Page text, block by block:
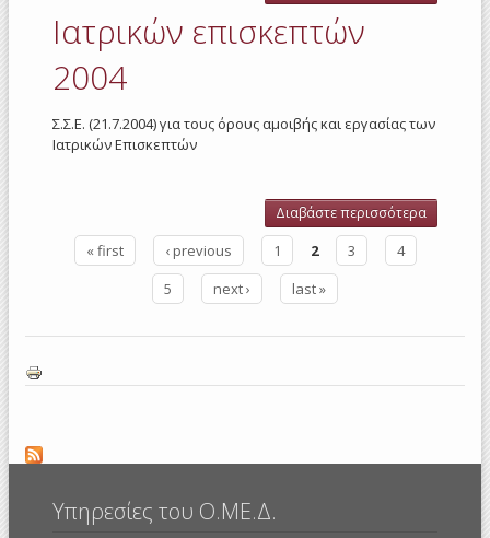
Ιατρικών επισκεπτών
2004
Σ.Σ.Ε. (21.7.2004) για τους όρους αμοιβής και εργασίας των
Ιατρικών Επισκεπτών
Διαβάστε περισσότερα
Σελίδες
« first ‹ previous 1 2 3
4
5
next › last »
Υπηρεσίες του Ο.ΜΕ.Δ.